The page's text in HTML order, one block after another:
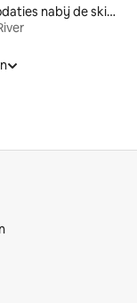
Accommodaties nabij de skipiste